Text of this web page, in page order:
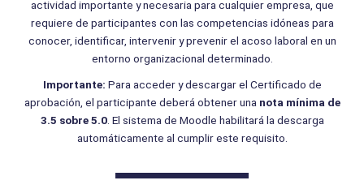
actividad importante y necesaria para cualquier empresa, que
requiere de participantes con las competencias idóneas para
conocer, identificar, intervenir y prevenir el acoso laboral en un
entorno organizacional determinado.
Importante: Para acceder y descargar el Certificado de
aprobación, el participante deberá obtener una nota mínima de
3.5 sobre 5.0. El sistema de Moodle habilitará la descarga
automáticamente al cumplir este requisito.